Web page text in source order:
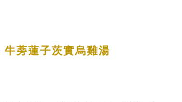
蒡蓮子茨實烏雞湯